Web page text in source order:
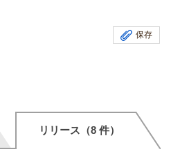
保存
リリース（8 件）